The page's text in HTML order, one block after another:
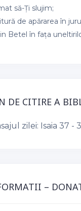
să-Ți slujim;
de apărarea în
Betel în fața
DE CITIRE A
zilei: Isaia 37 -
–